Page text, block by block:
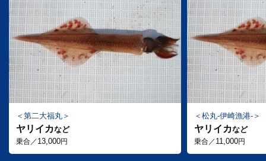
第二大福丸
ヤリイカなど
乗合／ 13,000円
松丸-伊崎漁港-
ヤリイカなど
乗合／ 11,000円